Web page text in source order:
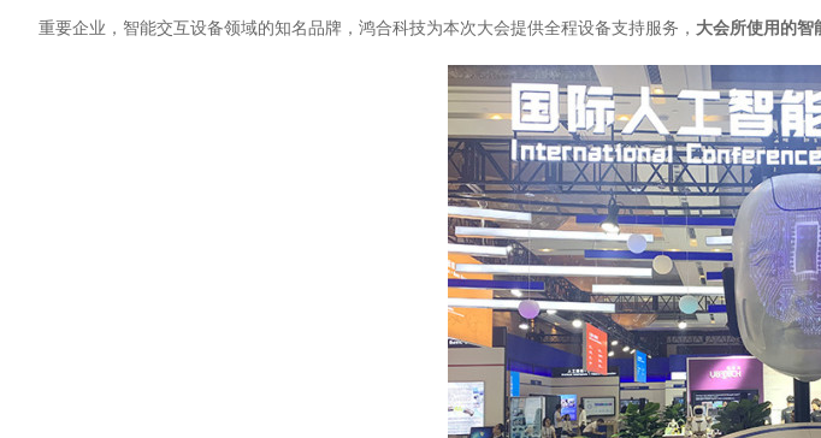
重要企业，智能交互设备领域的知名品牌，鸿合科技为本次大会提供全程设备支持服务， 大会所使用的智